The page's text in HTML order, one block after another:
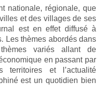
nationale, régionale, que
et des villages de ses
est en effet diffusé à
Les thèmes abordés dans
variés allant de
en passant par
territoires et l’actualité
est un quotidien bien